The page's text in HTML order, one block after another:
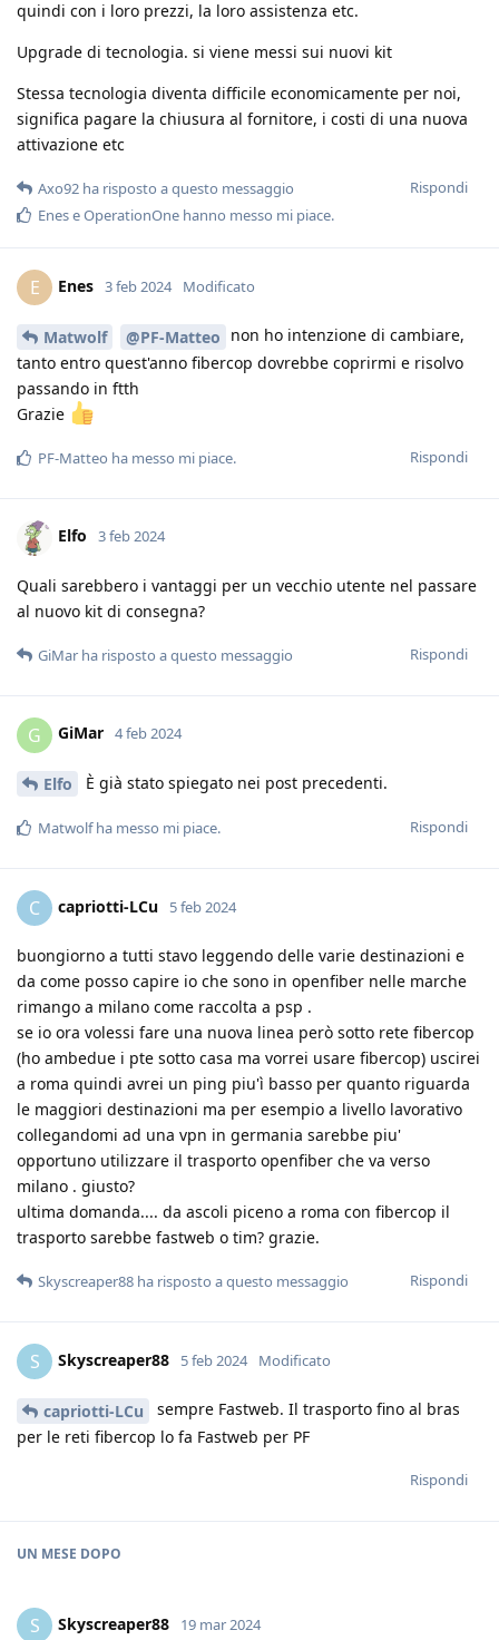
quindi con i loro prezzi, la loro assistenza etc.
Upgrade di tecnologia. si viene messi sui nuovi kit
Stessa tecnologia diventa difficile economicamente per noi,
significa pagare la chiusura al fornitore, i costi di una nuova
attivazione etc
Rispondi
Axo92 ha risposto a questo messaggio
EneseOperationOne hanno messo mi piace.
E Enes 3 feb 2024 Modificato
Matwolf @PF-Matteo non ho intenzione di cambiare,
tanto entro quest'anno fibercop dovrebbe coprirmi e risolvo
passando in ftth
Grazie
Rispondi
PF-Matteo ha messo mi piace.
Elfo 3 feb 2024
Quali sarebbero i vantaggi per un vecchio utente nel passare
al nuovo kit di consegna?
Rispondi
GiMar ha risposto a questo messaggio
G GiMar 4 feb 2024
Elfo È già stato spiegato nei post precedenti.
Rispondi
Matwolfha messo mi piace.
C capriotti-LCu 5 feb 2024
buongiorno a tutti stavo leggendo delle varie destinazioni e
da come posso capire io che sono in openfiber nelle marche
rimango a milano come raccolta a psp .
se io ora volessi fare una nuova linea però sotto rete fibercop
(ho ambedue i pte sotto casa ma vorrei usare fibercop) uscirei
a roma quindi avrei un ping piu'ì basso per quanto riguarda
le maggiori destinazioni ma per esempio a livello lavorativo
collegandomi ad una vpn in germania sarebbe piu'
opportuno utilizzare il trasporto openfiber che va verso
milano . giusto?
ultima domanda.... da ascoli piceno a roma con fibercop il
trasporto sarebbe fastweb o tim? grazie.
Rispondi
Skyscreaper88 ha risposto a questo messaggio
S Skyscreaper88 5 feb 2024 Modificato
capriotti-LCu
sempre Fastweb. Il trasporto fino al bras
per le reti fibercop lo fa Fastweb per PF
Rispondi
UN MESE DOPO
S Skyscreaper88 19 mar 2024